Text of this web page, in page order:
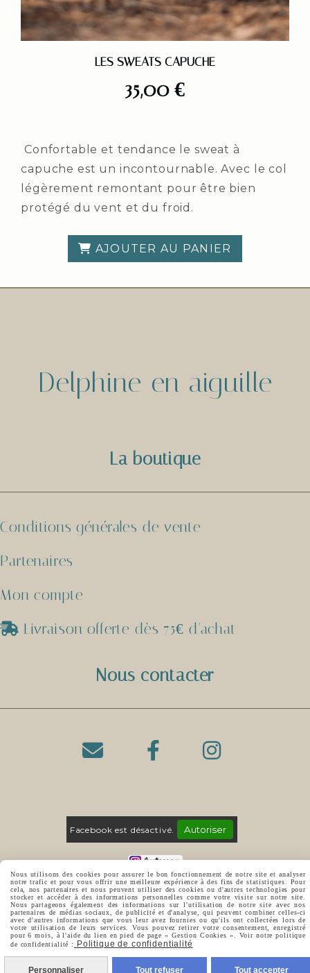
LES SWEATS CAPUCHE
35,00€
Confortable et tendance le sweat à
capuche est un incontournable. Avec le col
légèrement remontant pour être bien
protégé du vent et du froid.
AJOUTER AU PANIER
Delphine en aiguille
La boutique
Conditions générales de vente
Partenaires
Mon compte
Livraison offerte dès 75€ d'achat
Nous contacter
  
Facebook est désactivé. Autoriser
MENTIONS LÉGALES
POLITIQUE DE CONFIDENTIALITÉ
GESTION COOKIES
CRÉER UN SITE WEB
Nous utilisons des cookies pour assurer le bon fonctionnement de notre site et analyser
notre trafic et pour vous offrir une meilleure expérience à des fins de statistiques. Pour
cela, nos partenaires et nous peuvent utiliser des cookies ou d'autres technologies pour
stocker et accéder à des informations personnelles comme votre visite sur notre site.
Nous partageons également des informations sur l'utilisation de notre site avec nos
partenaires de médias sociaux, de publicité et d'analyse, qui peuvent combiner celles-ci
avec d'autres informations que vous leur avez fournies ou qu'ils ont collectées lors de
votre utilisation de leurs services. Vous pouvez retirer votre consentement, enregistré
pour 6 mois, à l'aide du lien en pied de page « Gestion Cookies ». Voir notre politique
de confidentialité :
Politique de confidentialité
Personnaliser Tout refuser Tout accepter